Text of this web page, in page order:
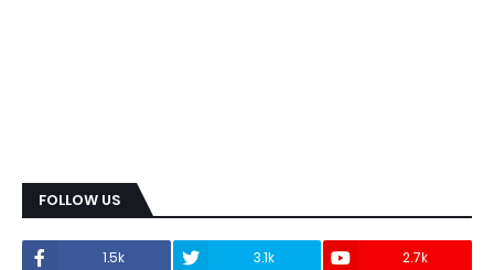
FOLLOW US
1.5k 3.1k
2.7k